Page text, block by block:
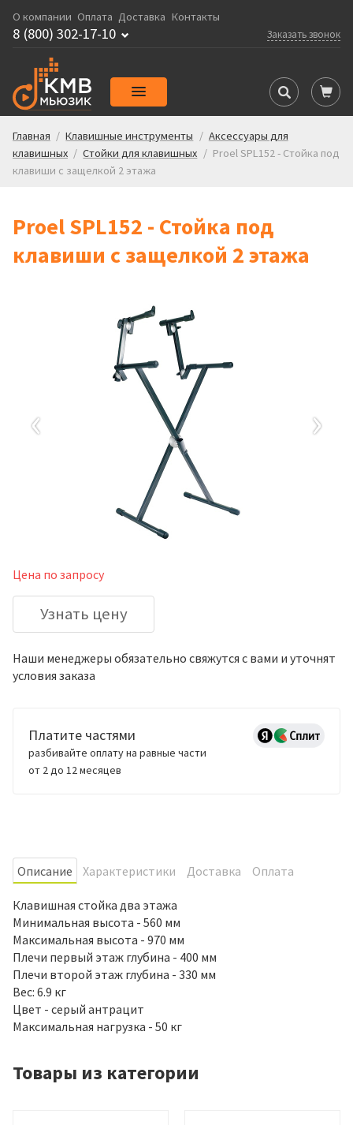
О компании Оплата Доставка Контакты
Заказать звонок
8 (800) 302-17-10
Главная / Клавишные инструменты / Аксессуары для
клавишных / Стойки для клавишных / Proel SPL152 - Стойка под
клавиши с защелкой 2 этажа
Proel SPL152 - Стойка под
клавиши с защелкой 2 этажа
‹ ›
Цена по запросу
Узнать цену
Наши менеджеры обязательно свяжутся с вами и уточнят
условия заказа
Платите частями
разбивайте оплату на равные части
от 2 до 12 месяцев
Oписание Характеристики Доставка Оплата
Клавишная стойка два этажа
Минимальная высота - 560 мм
Максимальная высота - 970 мм
Плечи первый этаж глубина - 400 мм
Плечи второй этаж глубина - 330 мм
Вес: 6.9 кг
Цвет - серый антрацит
Максимальная нагрузка - 50 кг
Товары из категории